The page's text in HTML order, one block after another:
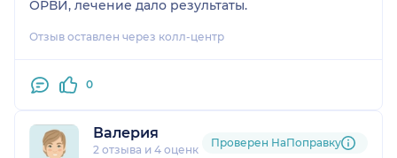
ОРВИ, лечение дало результаты.
Отзыв оставлен через колл-центр
0
Валерия
2 отзыва и 4 оценки
Проверен НаПоправку